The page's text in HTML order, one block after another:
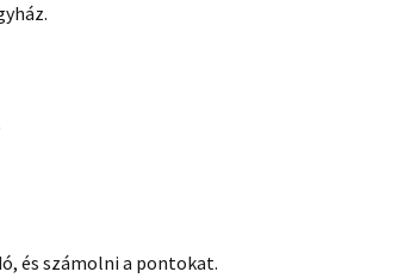
és számolni a pontokat.